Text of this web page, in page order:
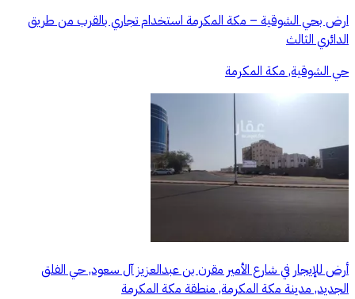
ارض بحي الشوقية – مكة المكرمة استخدام تجاري بالقرب من طريق
الدائري الثالث
حي الشوقية, مكة المكرمة
أرض للإيجار في شارع الأمير مقرن بن عبدالعزيز آل سعود, حي الفلق
الجديد, مدينة مكة المكرمة, منطقة مكة المكرمة